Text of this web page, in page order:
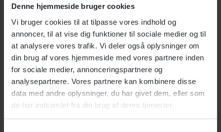
Denne hjemmeside bruger cookies
Vi bruger cookies til at tilpasse vores indhold og
annoncer, til at vise dig funktioner til sociale medier og til
at analysere vores trafik. Vi deler også oplysninger om
din brug af vores hjemmeside med vores partnere inden
for sociale medier, annonceringspartnere og
analysepartnere. Vores partnere kan kombinere disse
data med andre oplysninger, du har givet dem, eller som
de har indsamlet fra din brug af deres tjenester.
indsats har været helt afgørende for, at vi er kommet
igennem uden smittetilfælde indtil videre.” fortæller
Miriam Toft.
I Altidens medarbejderundersøgelsen har et af
spørgsmålene i denne runde spurgt til, hvordan
medarbejderne har oplevet håndteringen af corona, og
her har 75 procent oplevet en særdeles tilfredsstillende